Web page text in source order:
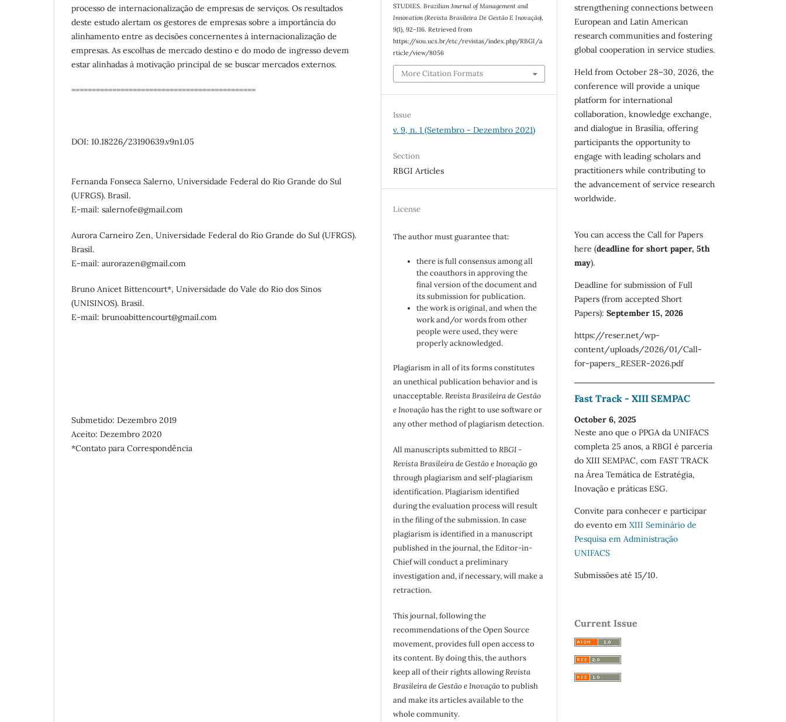
processo de internacionalização de empresas de serviços. Os resultados
deste estudo alertam os gestores de empresas sobre a importância do
alinhamento entre as decisões concernentes à internacionalização de
empresas. As escolhas de mercado destino e do modo de ingresso devem
estar alinhadas à motivação principal de se buscar mercados externos.
=============================================
DOI: 10.18226/23190639.v9n1.05
Fernanda Fonseca Salerno, Universidade Federal do Rio Grande do Sul
(UFRGS). Brasil.
E-mail: salernofe@gmail.com
Aurora Carneiro Zen, Universidade Federal do Rio Grande do Sul (UFRGS).
Brasil.
E-mail: aurorazen@gmail.com
Bruno Anicet Bittencourt*, Universidade do Vale do Rio dos Sinos
(UNISINOS). Brasil.
E-mail: brunoabittencourt@gmail.com
Submetido: Dezembro 2019
Aceito: Dezembro 2020
*Contato para Correspondência
STUDIES.Brazilian Journal of Management and
Innovation (Revista Brasileira De Gestão E Inovação),
9(1), 92–116. Retrieved from
https://sou.ucs.br/etc/revistas/index.php/RBGI/a
rticle/view/8056
More Citation Formats
Issue
v. 9, n. 1 (Setembro - Dezembro 2021)
Section
RBGI Articles
License
The author must guarantee that:
there is full consensus among all
the coauthors in approving the
final version of the document and
its submission for publication.
the work is original, and when the
work and/or words from other
people were used, they were
properly acknowledged.
Plagiarism in all of its forms constitutes
an unethical publication behavior and is
unacceptable.Revista Brasileira de Gestão
e Inovaçãohas the right to use software or
any other method of plagiarism detection.
All manuscripts submitted toRBGI -
Revista Brasileira de Gestão e Inovaçãogo
through plagiarism and self-plagiarism
identification. Plagiarism identified
during the evaluation process will result
in the filing of the submission. In case
plagiarism is identified in a manuscript
published in the journal, the Editor-in-
Chief will conduct a preliminary
investigation and, if necessary, will make a
retraction.
This journal, following the
recommendations of the Open Source
movement, provides full open access to
its content. By doing this, the authors
keep all of their rights allowingRevista
Brasileira de Gestão e Inovaçãoto publish
and make its articles available to the
whole community.
strengthening connections between
European and Latin American
research communities and fostering
global cooperation in service studies.
Held from October 28–30, 2026, the
conference will provide a unique
platform for international
collaboration, knowledge exchange,
and dialogue in Brasília, offering
participants the opportunity to
engage with leading scholars and
practitioners while contributing to
the advancement of service research
worldwide.
You can access the Call for Papers
here (deadline for short paper, 5th
may).
Deadline for submission of Full
Papers (from accepted Short
Papers): September 15, 2026
https://reser.net/wp-
content/uploads/2026/01/Call-
for-papers_RESER-2026.pdf
Fast Track - XIII SEMPAC
October 6, 2025
Neste ano que o PPGA da UNIFACS
completa 25 anos, a RBGI é parceria
do XIII SEMPAC, com FAST TRACK
na Área Temática de Estratégia,
Inovação e práticas ESG.
Convite para conhecer e participar
do evento em XIII Seminário de
Pesquisa em Administração
UNIFACS
Submissões até 15/10.
Current Issue